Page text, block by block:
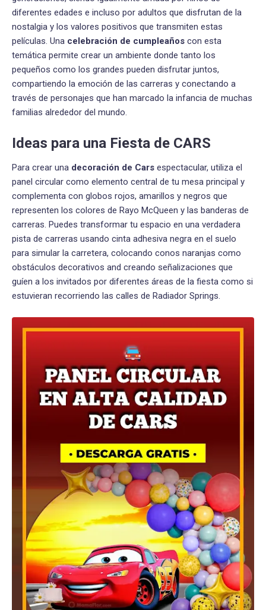
diferentes edades e incluso por adultos que disfrutan de la
nostalgia y los valores positivos que transmiten estas
películas. Una celebración de cumpleaños con esta
temática permite crear un ambiente donde tanto los
pequeños como los grandes pueden disfrutar juntos,
compartiendo la emoción de las carreras y conectando a
través de personajes que han marcado la infancia de muchas
familias alrededor del mundo.
Ideas para una Fiesta de CARS
Para crear una decoración de Cars espectacular, utiliza el
panel circular como elemento central de tu mesa principal y
complementa con globos rojos, amarillos y negros que
representen los colores de Rayo McQueen y las banderas de
carreras. Puedes transformar tu espacio en una verdadera
pista de carreras usando cinta adhesiva negra en el suelo
para simular la carretera, colocando conos naranjas como
obstáculos decorativos and creando señalizaciones que
guíen a los invitados por diferentes áreas de la fiesta como si
estuvieran recorriendo las calles de Radiador Springs.